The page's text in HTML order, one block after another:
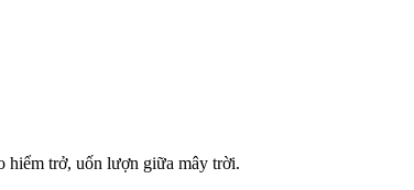
hiểm trở, uốn lượn giữa mây trời.